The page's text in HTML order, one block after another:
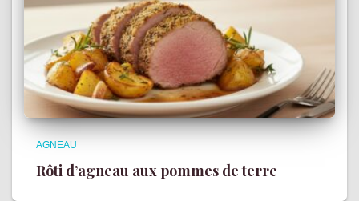
AGNEAU
Rôti d’agneau aux pommes de terre